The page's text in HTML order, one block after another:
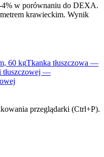
4% w porównaniu do DEXA.
krawieckim. Wynik
60 kgTkanka tłuszczowa —
tłuszczowej —
przeglądarki (Ctrl+P).